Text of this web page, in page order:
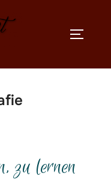
zu lernen